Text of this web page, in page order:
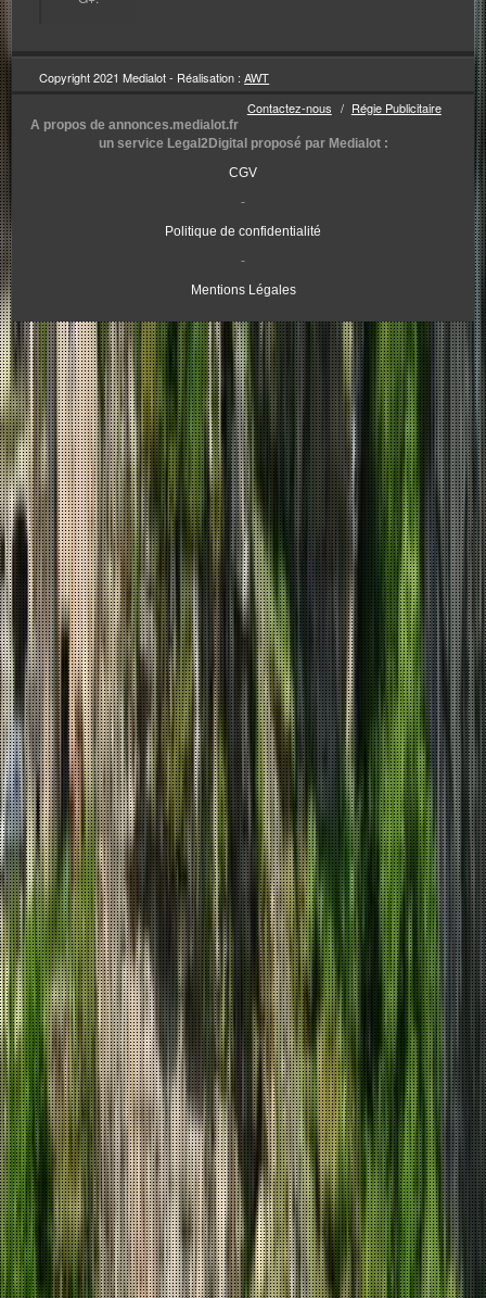
Copyright 2021 Medialot - Réalisation :AWT
Contactez-nous
Régie Publicitaire
Pied
A propos de annonces.medialot.fr
un service Legal2Digital proposé par Medialot :
CGV
-
Politique de confidentialité
-
Mentions Légales